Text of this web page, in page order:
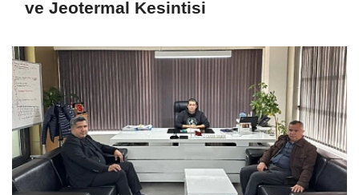
ve Jeotermal Kesintisi